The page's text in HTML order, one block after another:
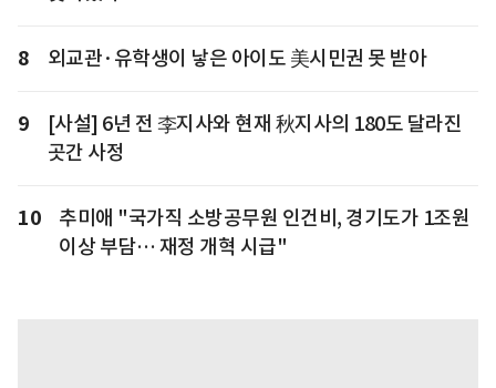
8 외교관·유학생이 낳은 아이도 美시민권 못 받아
9
[사설] 6년 전 李지사와 현재 秋지사의 180도 달라진
곳간 사정
10
추미애 "국가직 소방공무원 인건비, 경기도가 1조원
이상 부담… 재정 개혁 시급"